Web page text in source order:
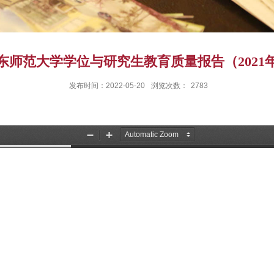
师范大学学位与研究生教育质量报告（2021
发布时间：2022-05-20 浏览次数： 2783